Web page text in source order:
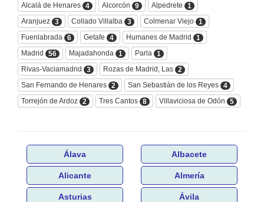
Alcalá de Henares 4 Alcorcón 9 Alpedrete
1
Aranjuez 3 Collado Villalba 3 Colmenar Viejo 1
Fuenlabrada
6 Getafe 4 Humanes de Madrid
1
Madrid
56 Majadahonda 1 Parla
1
Rivas-Vaciamadrid
3 Rozas de Madrid, Las 2
San Fernando de Henares 2 San Sebastián de los Reyes 4
Torrejón de Ardoz 2 Tres Cantos 8 Villaviciosa de Odón 5
Álava Albacete
Alicante Almería
Asturias Ávila